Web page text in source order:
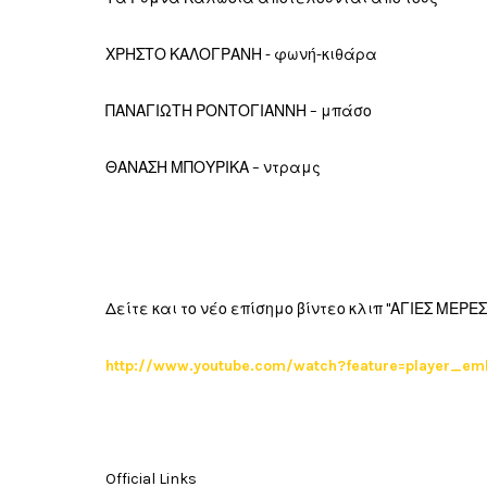
ΧΡΗΣΤΟ ΚΑΛΟΓΡΑΝΗ - φωνή-κιθάρα
ΠΑΝΑΓΙΩΤΗ ΡΟΝΤΟΓΙΑΝΝΗ – μπάσο
ΘΑΝΑΣΗ ΜΠΟΥΡΙΚΑ – ντραμς
Δείτε και το νέο επίσημο βίντεο κλιπ "ΑΓΙΕΣ
http://www.youtube.com/
Official Links